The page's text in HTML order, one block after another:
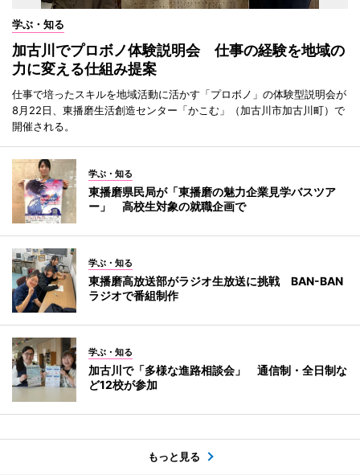
学ぶ・知る
加古川でプロボノ体験説明会 仕事の経験を地域の
力に変える仕組み提案
仕事で培ったスキルを地域活動に活かす「プロボノ」の体験型説明会が
8月22日、東播磨生活創造センター「かこむ」（加古川市加古川町）で
開催される。
学ぶ・知る
東播磨県民局が「東播磨の魅力企業見学バスツア
ー」 高校生対象の就職企画で
学ぶ・知る
東播磨高放送部がラジオ生放送に挑戦 BAN-BAN
ラジオで番組制作
学ぶ・知る
加古川で「多様な進路相談会」 通信制・全日制な
ど12校が参加
もっと見る